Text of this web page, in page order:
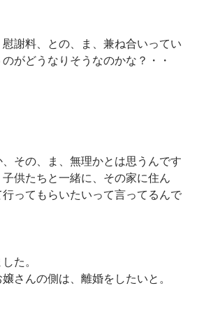
謝料、との、ま、兼ね合いってい
がどうなりそうなのかな？・・
その、ま、無理かとは思うんです
供たちと一緒に、その家に住ん
ってもらいたいって言ってるんで
た。
さんの側は、離婚をしたいと。